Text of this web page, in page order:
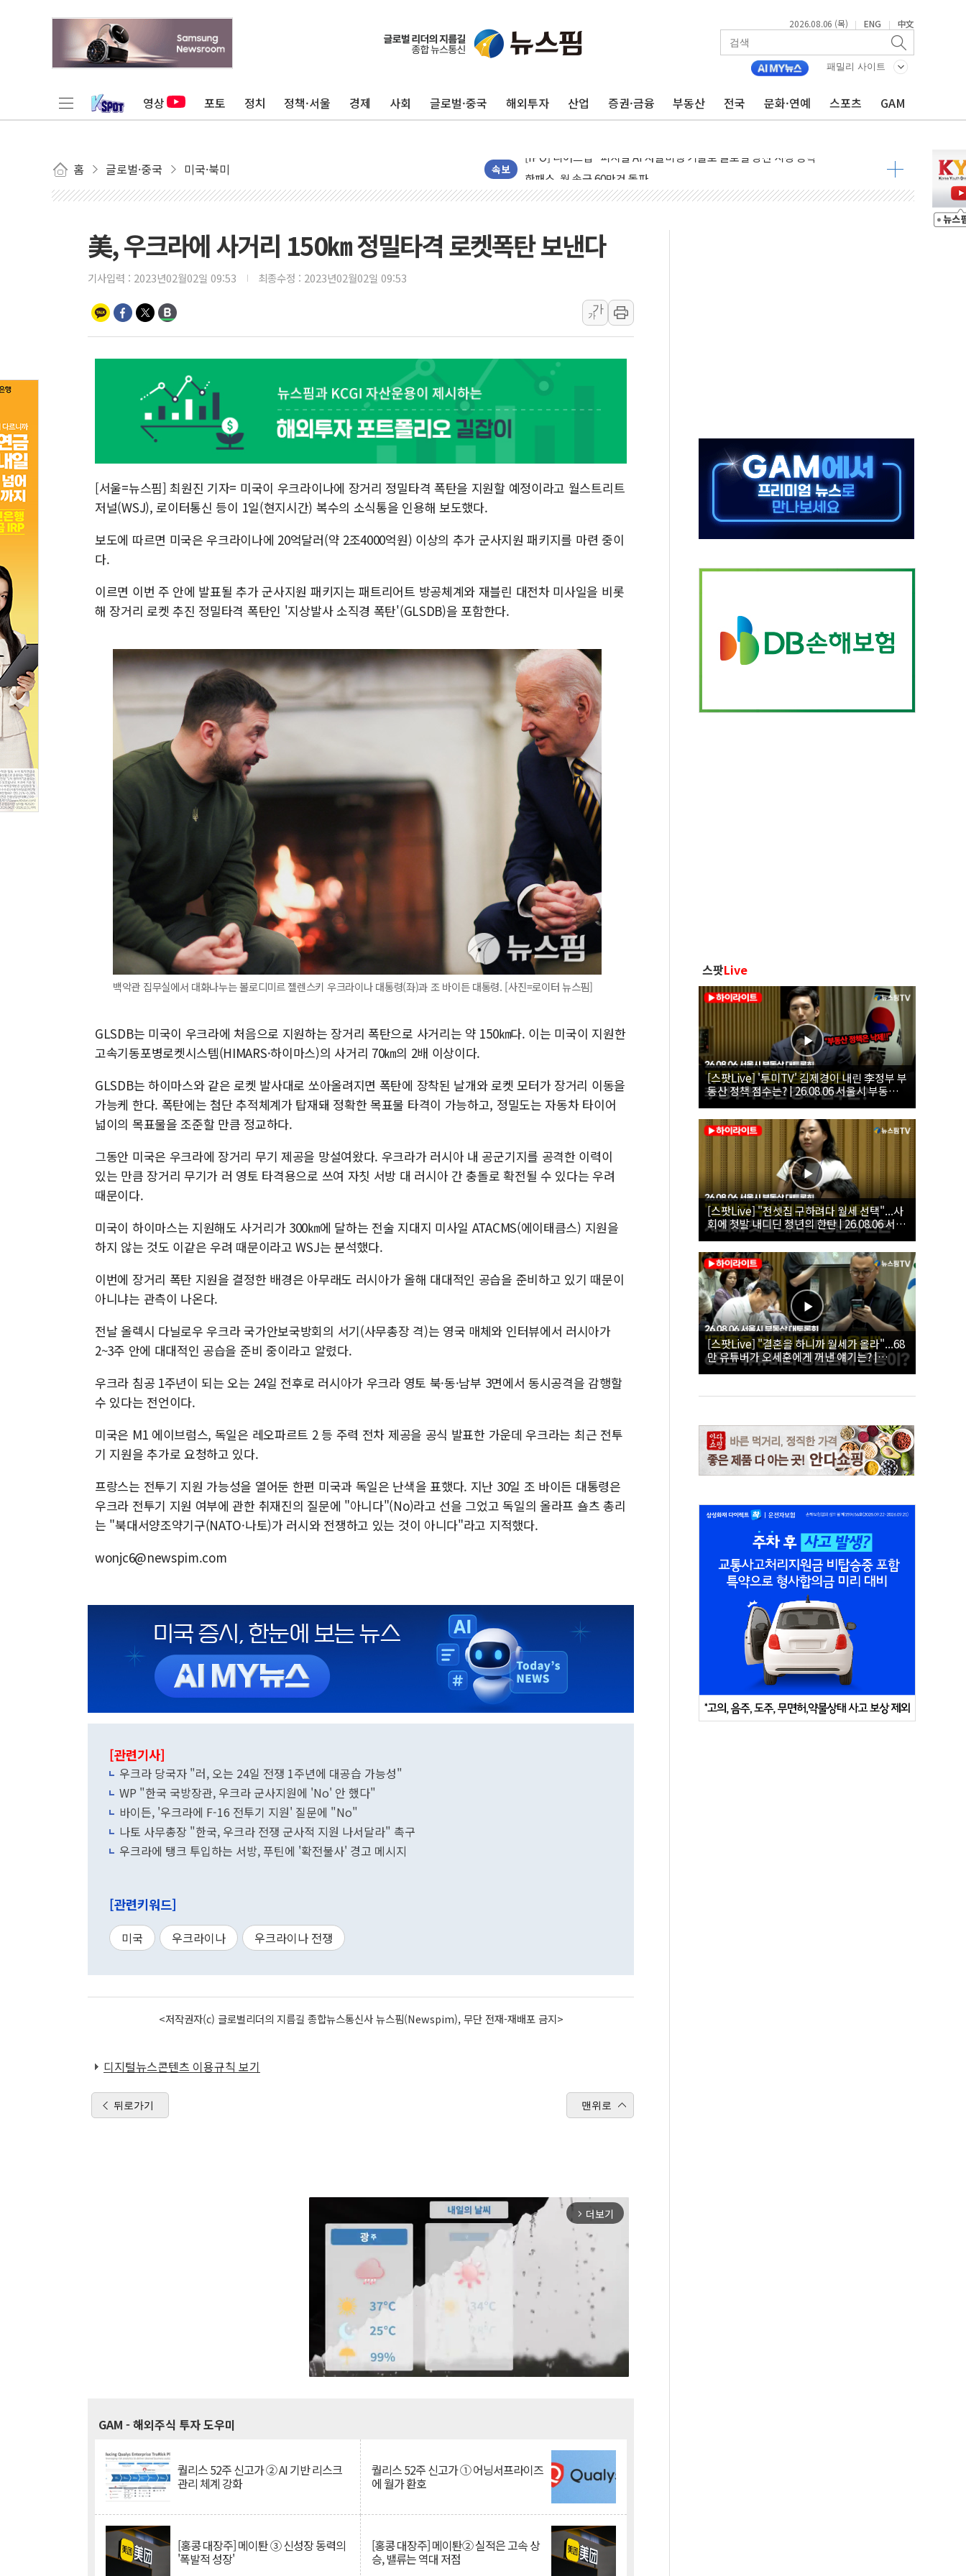
2026.08.06 (목) | ENG | 中文
패밀리 사이트
영상 포토 정치 정책·서울 경제 사회 글로벌·중국 해외투자 산업 증권·금융 부동산 전국 문화·연예 스포츠 GAM
홈 글로벌·중국 미국·북미 속보
[속보] 북, 동해상으로 미상 발사체 발사
한국투자증권, 국내 최초 상반기 영업이익 2조 돌파
한패스, 월 송금 60만건 돌파
李대통령 "청소년 SNS 제한, 형평성·여론 고려해야…충분한 사회적 논의 주문"
중소기업계 "세제개편안 기본방향 공감...현장 목소리 반영되길"
"전월세 대책 없고 집값만 오른다"…서울시 부동산 토론회서 쏟아진 우려
청와대 "내일 부동산 점검 2차 회의"…주택 공급 방안 논의한다
케이피에프, 2분기 매출액 2136억원
국민통합위 "청년엔 기회를, 중고령층엔 안정을"…세대상생 일자리 특위 출범
레드캡투어, 2분기 영업익 16% 증가…역대 2분기 최대 실적
HD건설기계, 재생에너지 사용률 40%로 높인다…2040 RE100 속도
아파트에 코브라가…검찰, 멸종위기종 밀수 조직 적발
'주택 공급 vs 공원 보존'…용산어린이정원 활용 놓고 충돌 예고
부대찌개·보쌈 프랜차이즈 '놀부' 법원에 기업회생 신청
깊이가 다른 글로벌 투자 정보 GAM - 맛보기편 (8/6)
원포유, 그린비파트너스 흡수합병…비대면 영상서비스 경쟁력 강화
美, 우크라에 사거리 150㎞ 정밀타격 로켓폭탄 보낸다
기사입력 : 2023년02월02일 09:53 최종수정 : 2023년02월02일 09:53
가
가
[서울=뉴스핌] 최원진 기자= 미국이 우크라이나에 장거리 정밀타격 폭탄을 지원할 예정이라고 월스트리트
저널(WSJ), 로이터통신 등이 1일(현지시간) 복수의 소식통을 인용해 보도했다.
보도에 따르면 미국은 우크라이나에 20억달러(약 2조4000억원) 이상의 추가 군사지원 패키지를 마련 중이
다.
이르면 이번 주 안에 발표될 추가 군사지원 패키지는 패트리어트 방공체계와 재블린 대전차 미사일을 비롯
해 장거리 로켓 추진 정밀타격 폭탄인 '지상발사 소직경 폭탄'(GLSDB)을 포함한다.
백악관 집무실에서 대화나누는 볼로디미르 젤렌스키 우크라이나 대통령(좌)과 조 바이든 대통령. [사진=로이터 뉴스핌]
GLSDB는 미국이 우크라에 처음으로 지원하는 장거리 폭탄으로 사거리는 약 150㎞다. 이는 미국이 지원한
고속기동포병로켓시스템(HIMARS·하이마스)의 사거리 70㎞의 2배 이상이다.
GLSDB는 하이마스와 같은 로켓 발사대로 쏘아올려지면 폭탄에 장착된 날개와 로켓 모터가 장거리 이동을
가능케 한다. 폭탄에는 첨단 추적체계가 탑재돼 정확한 목표물 타격이 가능하고, 정밀도는 자동차 타이어
넓이의 목표물을 조준할 만큼 정교하다.
그동안 미국은 우크라에 장거리 무기 제공을 망설여왔다. 우크라가 러시아 내 공군기지를 공격한 이력이
있는 만큼 장거리 무기가 러 영토 타격용으로 쓰여 자칫 서방 대 러시아 간 충돌로 확전될 수 있다는 우려
때문이다.
미국이 하이마스는 지원해도 사거리가 300㎞에 달하는 전술 지대지 미사일 ATACMS(에이태큼스) 지원을
하지 않는 것도 이같은 우려 때문이라고 WSJ는 분석했다.
이번에 장거리 폭탄 지원을 결정한 배경은 아무래도 러시아가 올해 대대적인 공습을 준비하고 있기 때문이
아니냐는 관측이 나온다.
전날 올렉시 다닐로우 우크라 국가안보국방회의 서기(사무총장 격)는 영국 매체와 인터뷰에서 러시아가
2~3주 안에 대대적인 공습을 준비 중이라고 알렸다.
우크라 침공 1주년이 되는 오는 24일 전후로 러시아가 우크라 영토 북·동·남부 3면에서 동시공격을 감행할
수 있다는 전언이다.
미국은 M1 에이브럼스, 독일은 레오파르트 2 등 주력 전차 제공을 공식 발표한 가운데 우크라는 최근 전투
기 지원을 추가로 요청하고 있다.
프랑스는 전투기 지원 가능성을 열어둔 한편 미국과 독일은 난색을 표했다. 지난 30일 조 바이든 대통령은
우크라 전투기 지원 여부에 관한 취재진의 질문에 "아니다"(No)라고 선을 그었고 독일의 올라프 숄츠 총리
는 "북대서양조약기구(NATO·나토)가 러시와 전쟁하고 있는 것이 아니다"라고 지적했다.
wonjc6@newspim.com
[관련기사]
우크라 당국자 "러, 오는 24일 전쟁 1주년에 대공습 가능성"
WP "한국 국방장관, 우크라 군사지원에 'No' 안 했다"
바이든, '우크라에 F-16 전투기 지원' 질문에 "No"
나토 사무총장 "한국, 우크라 전쟁 군사적 지원 나서달라" 촉구
우크라에 탱크 투입하는 서방, 푸틴에 '확전불사' 경고 메시지
[관련키워드]
미국 우크라이나 우크라이나 전쟁
<저작권자(c) 글로벌리더의 지름길 종합뉴스통신사 뉴스핌(Newspim), 무단 전재-재배포 금지>
디지털뉴스콘텐츠 이용규칙 보기
뒤로가기 맨위로
arrow_forward_ios 더보기
GAM - 해외주식 투자 도우미
퀄리스 52주 신고가 ② AI 기반 리스크
관리 체계 강화
퀄리스 52주 신고가 ① 어닝서프라이즈
에 월가 환호
[홍콩 대장주] 메이퇀 ③ 신성장 동력의
'폭발적 성장'
[홍콩 대장주] 메이퇀② 실적은 고속 상
승, 밸류는 역대 저점
스팟Live
[스팟Live] '투미TV' 김제경이 내린 李정부 부
동산 정책 점수는? | 26.08.06 서울시 부동산
대토론회
[스팟Live] "전셋집 구하려다 월세 선택"...사
회에 첫발 내디딘 청년의 한탄 | 26.08.06 서울
시 부동산 대토론회
[스팟Live] "결혼을 하니까 월세가 올라"...68
만 유튜버가 오세훈에게 꺼낸 얘기는? |
26.08.06 서울시 부동산 대토론회